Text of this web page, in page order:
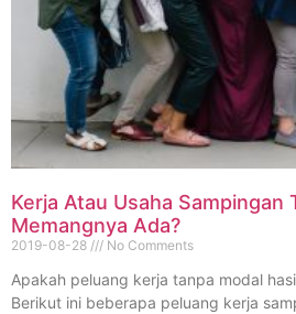
Kerja Atau Usaha Sampingan
Memangnya Ada?
2019-08-28 No Comments
Apakah peluang kerja tanpa modal
Berikut ini beberapa peluang kerja